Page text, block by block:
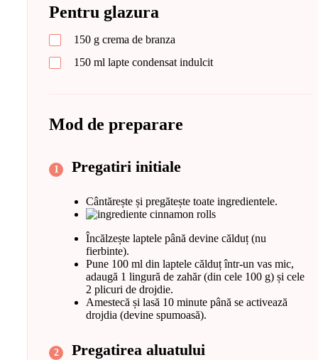
Pentru glazura
150 g crema de branza
150 ml lapte condensat indulcit
Mod de preparare
Pregatiri initiale
Cântărește și pregătește toate ingredientele.
Încălzește laptele până devine călduț (nu
fierbinte).
Pune 100 ml din laptele călduț într-un vas mic,
adaugă 1 lingură de zahăr (din cele 100 g) și cele
2 plicuri de drojdie.
Amestecă și lasă 10 minute până se activează
drojdia (devine spumoasă).
Pregatirea aluatului